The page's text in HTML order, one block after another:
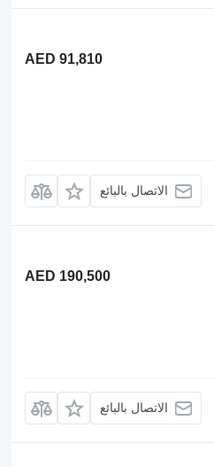
AED 91,810
الاتصال بالبائع
AED 190,500
الاتصال بالبائع